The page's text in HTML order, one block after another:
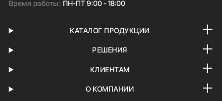
Время работы: ПН-ПТ 9:00 - 18:00
КАТАЛОГ ПРОДУКЦИИ
РЕШЕНИЯ
КЛИЕНТАМ
О КОМПАНИИ